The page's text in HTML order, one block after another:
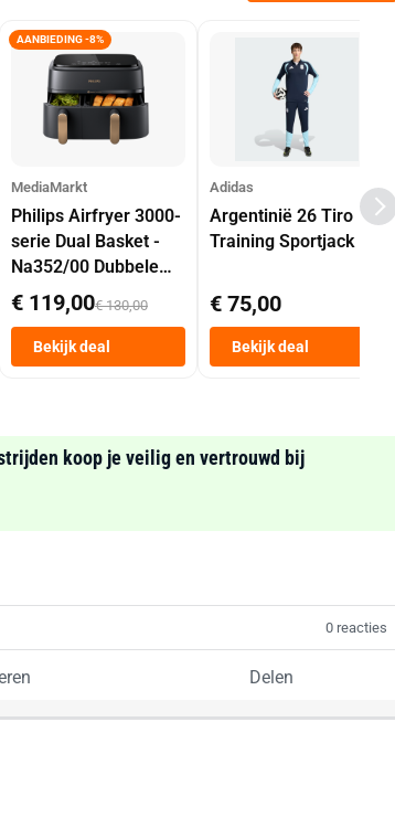
AANBIEDING -8%
MediaMarkt
Philips Airfryer 3000-
serie Dual Basket -
Na352/00 Dubbele
Mand 9 L Tot 6
Personen
Heteluchtfriteuse
Zwart
€ 119,00€ 130,00
Bekijk deal
Adidas
Argentinië 26 Tiro
Training Sportjack
€ 75,00
Bekijk deal
koop je veilig en vertrouwd bij
0 reacties
Delen